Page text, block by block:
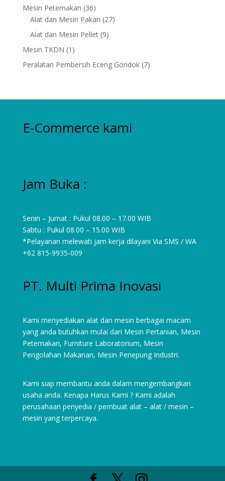
Mesin Peternakan 3636
products
Alat dan Mesin Pakan 2727
Alat dan Mesin Pellet 99
Mesin TKDN 1 1
product
Peralatan Pembersih Eceng Gondok 77
E-Commerce kami
Jam Buka :
Senin – Jumat : Pukul 08.00 – 17.00 WIB
Sabtu : Pukul 08.00 – 15.00 WIB
*Pelayanan melewati jam kerja dilayani Via SMS / WA
+62 815-9935-009
PT. Multi Prima Inovasi
Kami menyediakan alat dan mesin berbagai macam
yang anda butuhkan mulai dari Mesin Pertanian, Mesin
Peternakan, Furniture Laboratorium, Mesin
Pengolahan Makanan, Mesin Penepung Industri.
Kami siap membantu anda dalam mengembangkan
usaha anda. Kenapa Harus Kami ? Kami adalah
perusahaan penyedia / pembuat alat – alat / mesin –
mesin yang terpercaya.